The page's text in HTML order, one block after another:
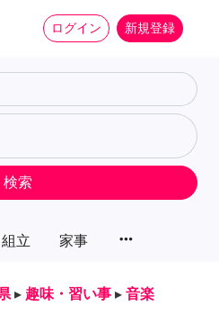
ログイン 新規登録
立 家事 more_horiz
検索
▸ 趣味・習い事 ▸ 音楽